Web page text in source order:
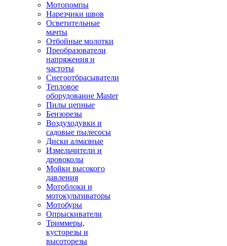
Мотопомпы
Нарезчики швов
Осветительные
мачты
Отбойные молотки
Преобразователи
напряжения и
частоты
Снегоотбрасыватели
Тепловое
оборудование Master
Пилы цепные
Бензорезы
Воздуходувки и
садовые пылесосы
Диски алмазные
Измельчители и
дровоколы
Мойки высокого
давления
Мотоблоки и
мотокультиваторы
Мотобуры
Опрыскиватели
Триммеры,
кусторезы и
высоторезы